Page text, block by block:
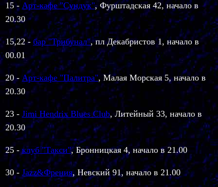
15 - Арт-кафе "Сундук", Фурштадская 42, начало в
20.30
15,22- бар "Трибунал", пл Декабристов 1, начало в
00.01
20 - Арт-кафе "Палитра", Малая Морская 5, начало в
20.30
23 - Jimi Hendrix Blues Club, Литейный 33, начало в
20.30
25 -клуб "Такси", Бронницкая 4, начало в 21.00
30 - Jazz&Френия, Невский 91, начало в 21.00